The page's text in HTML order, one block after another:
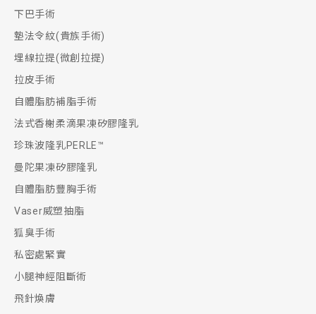
下巴手術
墊法令紋(貴族手術)
埋線拉提(微創拉提)
拉皮手術
自體脂肪補脂手術
法式香榭柔滴果凍矽膠隆乳
珍珠波隆乳PERLE™
曼陀果凍矽膠隆乳
自體脂肪豐胸手術
Vaser威塑抽脂
狐臭手術
私密處緊實
小腿神經阻斷術
飛針煥膚